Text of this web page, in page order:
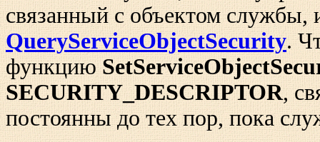
связанный с объектом службы,
QueryServiceObjectSecurity.
функцию
SECURITY_DESCRIPTOR,
постоянны до тех пор, пока